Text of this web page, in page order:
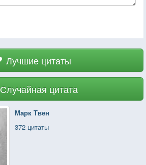
Лучшие цитаты
Случайная цитата
Марк Твен
372 цитаты